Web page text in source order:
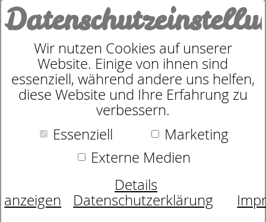
0
ORANGE Schürze - orange -
70/90
Wir nutzen Cookies auf unserer
Website. Einige von ihnen sind
essenziell, während andere uns helfen,
diese Website und Ihre Erfahrung zu
verbessern.
Essenziell
Marketing
Externe Medien
Details
anzeigen
Datenschutzerklärung